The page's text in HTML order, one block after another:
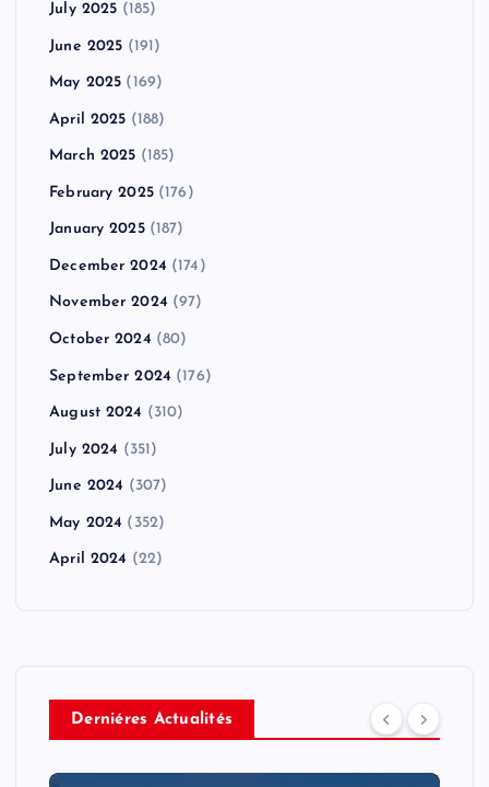
July 2025 (185)
June 2025 (191)
May 2025 (169)
April 2025 (188)
March 2025 (185)
February 2025(176)
January 2025(187)
December 2024 (174)
November 2024 (97)
October 2024 (80)
September 2024 (176)
August 2024 (310)
July 2024 (351)
June 2024 (307)
May 2024 (352)
April 2024 (22)
Derniéres Actualités